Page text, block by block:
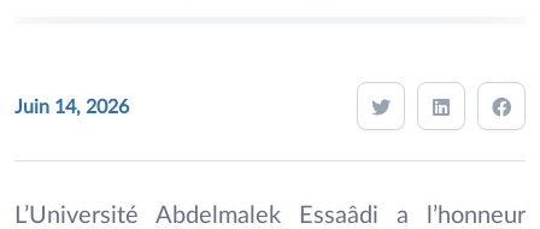
Juin 14, 2026
L’Université Abdelmalek Essaâdi a l’honneur